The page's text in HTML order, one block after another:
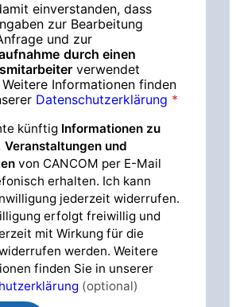
einverstanden, dass
zur Bearbeitung
und zur
durch einen
verwendet
Informationen finden
Datenschutzerklärung *
künftig Informationen zu
Veranstaltungen und
von CANCOM per E-Mail
erhalten. Ich kann
jederzeit widerrufen.
erfolgt freiwillig und
mit Wirkung für die
werden. Weitere
finden Sie in unserer
(optional)